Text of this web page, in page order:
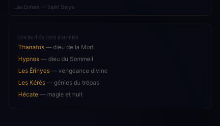
Les Enfers — Saint Seiya
DIVINITÉS DES ENFERS
Thanatos — dieu de la Mort
Hypnos — dieu du Sommeil
Les Érinyes — vengeance divine
Les Kérès — génies du trépas
Hécate — magie et nuit